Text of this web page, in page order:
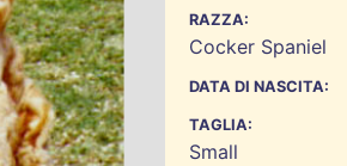
RAZZA:
Cocker Spaniel
DATA DI NASCITA:
TAGLIA:
Small